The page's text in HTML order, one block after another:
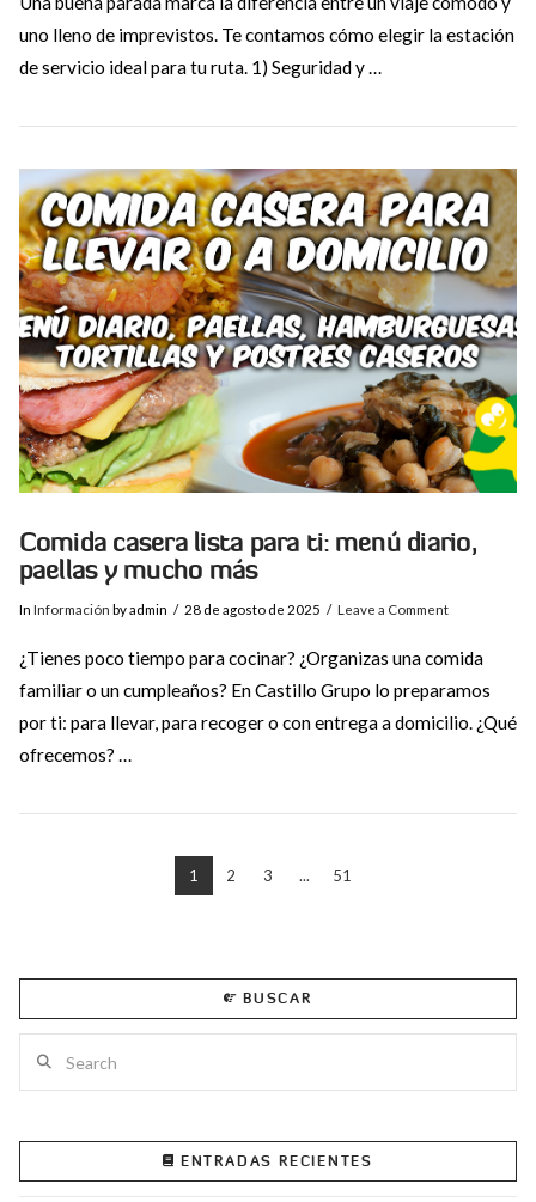
VIEW POST
uno lleno de imprevistos. Te contamos cómo elegir la estación
de servicio ideal para tu ruta. 1) Seguridad y …
VIEW POST
Comida casera lista para ti: menú diario,
paellas y mucho más
In Información by admin 28 de agosto de 2025 Leave a Comment
¿Tienes poco tiempo para cocinar? ¿Organizas una comida
familiar o un cumpleaños? En Castillo Grupo lo preparamos
por ti: para llevar, para recoger o con entrega a domicilio. ¿Qué
ofrecemos? …
1 2 3 ... 51
BUSCAR
ENTRADAS RECIENTES